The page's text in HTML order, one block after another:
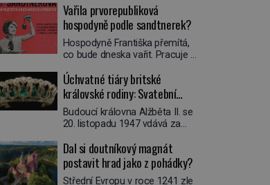
víří kolotoč myšlenek. Když se
probere z mdlob, vzpomene si
na jednu z pařížských
jasnovidek, kterou před lety
navštívil. Prorokovala mu
vysmál. „Robespierre to
dotáhne hodně daleko,“
prohlásil o něm jiný významný
francouzský revolucionář,
Honoré de Mirabeau […]
Vařila prvorepubliková
hospodyně podle sandtnerek?
Hospodyně Františka přemítá,
co bude dneska vařit. Pracuje v
mlsný jazýček. Zalistuje proto
rychle v jedné ze „sandtnerek“.
„Zaplaťpánbůh, že už
nemusíme chodit s lístky,“
povzdechne si směrem ke
ruce. Ještě v prvních letech
nové republiky fungoval kvůli
nedostatku zboží přídělový
Úchvatné tiáry britské
královské rodiny: Svatební
klenot Alžbětě II. praskl
Budoucí královna Alžběta II. se
20. listopadu 1947 vdává za
Mountbattena. Aby měla na
obřad ve Westminsteru podle
tradice „něco vypůjčeného“, její
Dal si doutníkový magnát
postavit hrad jako z pohádky?
Střední Evropu v roce 1241 zle